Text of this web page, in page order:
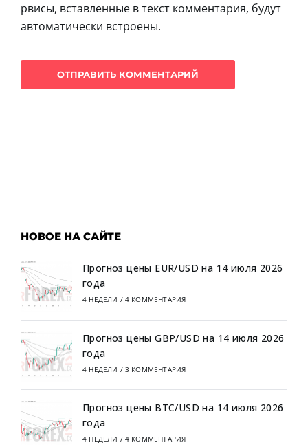
рвисы, вставленные в текст комментария, будут
автоматически встроены.
НОВОЕ НА САЙТЕ
Прогноз цены EUR/USD на 14 июля 2026
года
4 НЕДЕЛИ / 4 КОММЕНТАРИЯ
Прогноз цены GBP/USD на 14 июля 2026
года
4 НЕДЕЛИ / 3 КОММЕНТАРИЯ
Прогноз цены BTC/USD на 14 июля 2026
года
4 НЕДЕЛИ / 4 КОММЕНТАРИЯ